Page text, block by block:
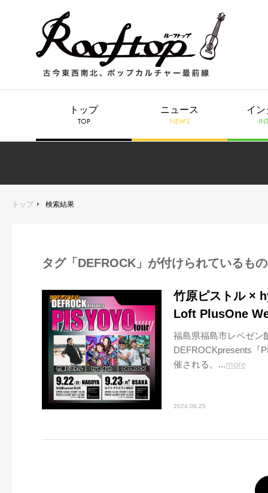
トップ
TOP
ニュース
NEWS
イン
トップ 検索結果
タグ「DEFROCK」が付けられているもの
竹原ピストル ×
Loft PlusOne
福島県福島市レペゼン
DEFROCKpresents『
催される。...more
2024.06.25